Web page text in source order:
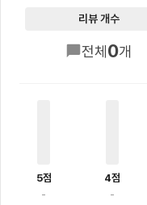
리뷰 개수
전체0개
5점
-
4점
-